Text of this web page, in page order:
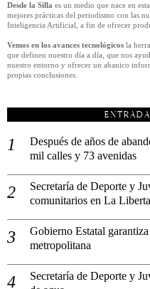
Desde la Silla es un medio que nace en
mejores prácticas del periodismo con las
Inteligencia Artificial, a fin de ofrecer
Vemos en los avances tecnológicos la
que definen nuestro día a día, que nos
nuestro entorno y ofrecer un abanico
propias conclusiones.
Después de años de
mil calles y 73 avenidas
Secretaría de Deporte y
comunitarios en La
Gobierno Estatal
metropolitana
Secretaría de Deporte y